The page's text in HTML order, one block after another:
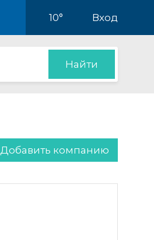
10° Вход
Найти
Добавить компанию